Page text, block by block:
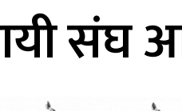
संघ